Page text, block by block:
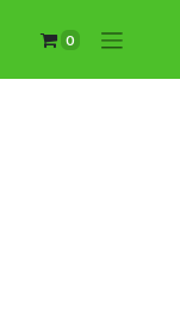
0